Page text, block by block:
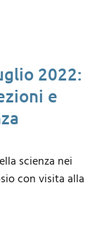
2022:
e
scienza nei
con visita alla